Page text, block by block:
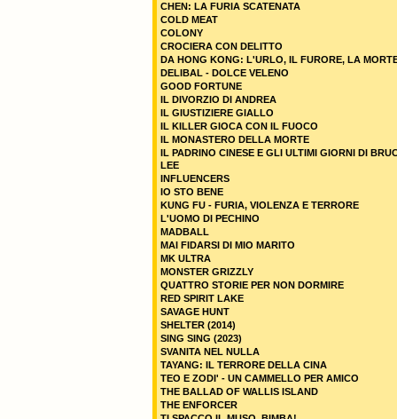
CHEN: LA FURIA SCATENATA
COLD MEAT
COLONY
CROCIERA CON DELITTO
DA HONG KONG: L'URLO, IL FURORE, LA
DELIBAL - DOLCE VELENO
GOOD FORTUNE
IL DIVORZIO DI ANDREA
IL GIUSTIZIERE GIALLO
IL KILLER GIOCA CON IL FUOCO
IL MONASTERO DELLA MORTE
IL PADRINO CINESE E GLI ULTIMI GIORNI DI
LEE
INFLUENCERS
IO STO BENE
KUNG FU - FURIA, VIOLENZA E TERRORE
L'UOMO DI PECHINO
MADBALL
MAI FIDARSI DI MIO MARITO
MK ULTRA
MONSTER GRIZZLY
QUATTRO STORIE PER NON DORMIRE
RED SPIRIT LAKE
SAVAGE HUNT
SHELTER (2014)
SING SING (2023)
SVANITA NEL NULLA
TAYANG: IL TERRORE DELLA CINA
TEO E ZODI' - UN CAMMELLO PER AMICO
THE BALLAD OF WALLIS ISLAND
THE ENFORCER